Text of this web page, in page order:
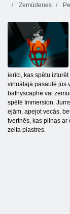
Zemūdenes
ierīci, kas spētu
virtuālajā pasaulē jūs
bathyscaphe vai
spēlē Immersion.
ejām, apejot vecās,
tvertnēs, kas pilnas
zelta piastres.